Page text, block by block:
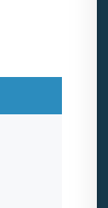
mail :
avez
auprès